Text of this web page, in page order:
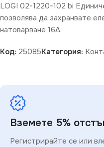
LOGI 02-1220-102 bi
позволява да захранвате
натоварване 16A.
Код: 25085Категория:
Вземете 5%
Регистрирайте се или